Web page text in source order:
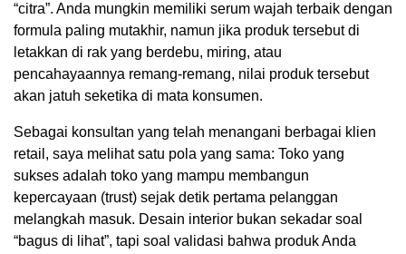
“citra”. Anda mungkin memiliki serum wajah terbaik dengan
formula paling mutakhir, namun jika produk tersebut di
letakkan di rak yang berdebu, miring, atau
pencahayaannya remang-remang, nilai produk tersebut
akan jatuh seketika di mata konsumen.
Sebagai konsultan yang telah menangani berbagai klien
retail, saya melihat satu pola yang sama: Toko yang
sukses adalah toko yang mampu membangun
kepercayaan (trust) sejak detik pertama pelanggan
melangkah masuk. Desain interior bukan sekadar soal
“bagus di lihat”, tapi soal validasi bahwa produk Anda